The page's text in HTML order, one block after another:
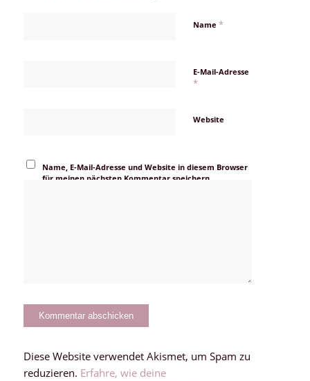
Name *
E-Mail-Adresse
*
Website
Name, E-Mail-Adresse und Website in diesem Browser
für meinen nächsten Kommentar speichern.
Diese Website verwendet Akismet, um Spam zu
reduzieren. Erfahre, wie deine